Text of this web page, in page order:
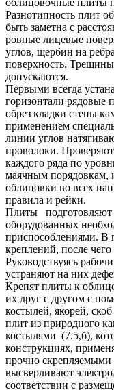
Разнотипность плит
быть заметна с
ровные лицевые
углов, щербин на
поверхность.
допускаются.
Первыми всегда
горизонтали
обрез кладки стены
применением
линии углов
проволоки.
каждого ряда по
маячным порядовкам,
облицовки во всех
правила и рейки.
Плиты подготовляют
оборудованных
приспособлениями. В
креплений, после
Руководствуясь
устраняют на них
Крепят плиты к
их друг с другом с
костылей, якорей,
плит из природного
костылями (7.5,б),
конструкциях,
прочно скрепляемыми
высверливают
соответствии с